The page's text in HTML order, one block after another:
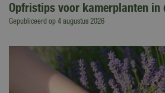
Opfristips voor kamerplanten in
Gepubliceerd op 4 augustus 2026